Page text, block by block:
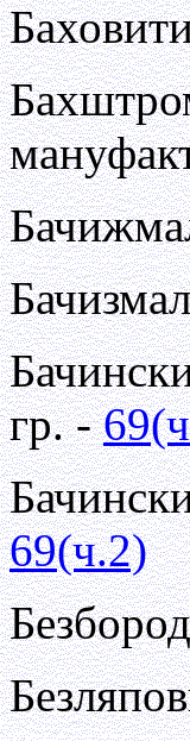
гр. -
69(ч.2)